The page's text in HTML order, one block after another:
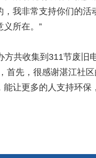
，我非常支持你们的
义所在。”
共收集到311节废旧
首先，很感谢湛江社
让更多的人支持环保